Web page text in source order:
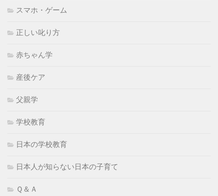
スマホ・ゲーム
正しい叱り方
赤ちゃん学
産後ケア
父親学
学校教育
日本の学校教育
日本人が知らない日本の子育て
Ｑ＆Ａ